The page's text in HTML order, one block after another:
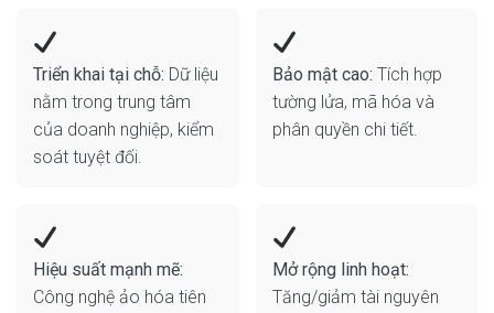
Triển khai tại chỗ: Dữ liệu
nằm trong trung tâm
của doanh nghiệp, kiểm
soát tuyệt đối.
Bảo mật cao: Tích hợp
tường lửa, mã hóa và
phân quyền chi tiết.
Hiệu suất mạnh mẽ:
Công nghệ ảo hóa tiên
Mở rộng linh hoạt:
Tăng/giảm tài nguyên